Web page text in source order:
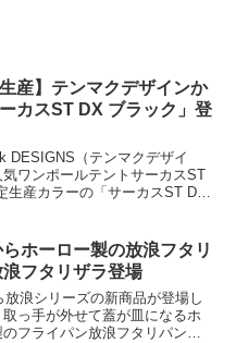
生産】テンマクデザインか
カスST DX ブラック」登
DESIGNS（テンマクデザイ
気ワンポールテントサーカスST
生産カラーの「サーカスST DX
トリポットレギュラー、フロン
プがセット販売されます。詳細
します。
らホーロー製の放浪フタリ
フタリザラ登場
放浪シリーズの新商品が登場し
取っ手が外せて蓋が皿になるホ
のフライパン放浪フタリパン